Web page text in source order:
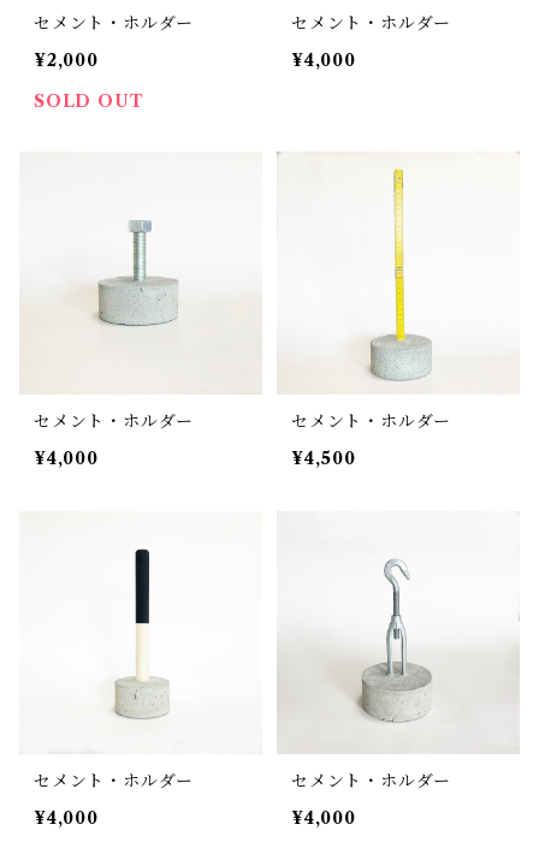
セメント・ホルダー
¥2,000
SOLD OUT
セメント・ホルダー
¥4,000
セメント・ホルダー
¥4,000
セメント・ホルダー
¥4,500
セメント・ホルダー
¥4,000
セメント・ホルダー
¥4,000